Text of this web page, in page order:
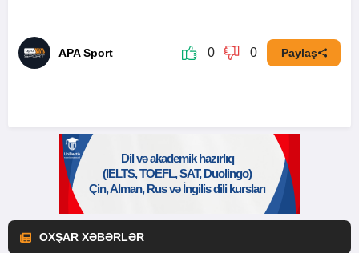
APA Sport 0 0 Paylaş
OXŞAR XƏBƏRLƏR